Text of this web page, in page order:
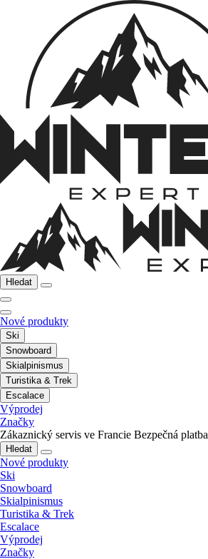
Hledat
Nové produkty
Ski
Snowboard
Skialpinismus
Turistika & Trek
Escalace
Výprodej
Značky
Zákaznický servis ve Francie Bezpečná platba
Hledat
Nové produkty
Ski
Snowboard
Skialpinismus
Turistika & Trek
Escalace
Výprodej
Značky